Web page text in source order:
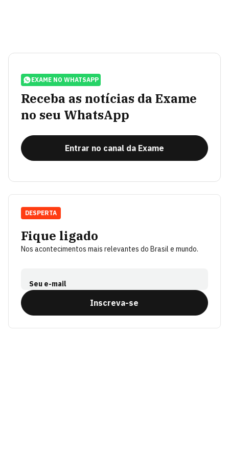
EXAME NO WHATSAPP
Receba as notícias da Exame
no seu WhatsApp
Entrar no canal da Exame
Fique ligado
Nos acontecimentos mais relevantes do Brasil e mundo.
Seu e-mail
Inscreva-se
DESPERTA